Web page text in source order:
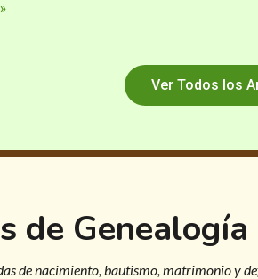
Ver Todos los
de Genealogía
de nacimiento, bautismo, matrimonio y